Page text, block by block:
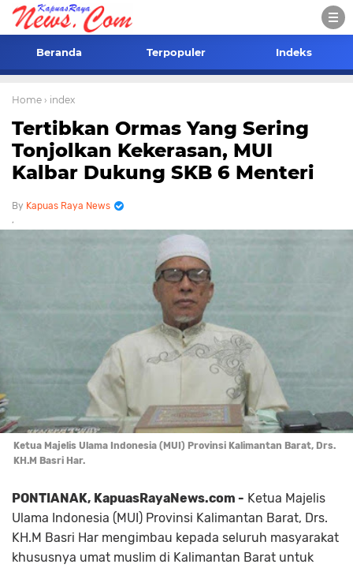
Beranda Terpopuler Indeks
Home › index
Tertibkan Ormas Yang Sering
Tonjolkan Kekerasan, MUI
Kalbar Dukung SKB 6 Menteri
Kapuas Raya News
Ketua Majelis Ulama Indonesia (MUI) Provinsi Kalimantan Barat, Drs.
KH.M Basri Har.
PONTIANAK, KapuasRayaNews.com - Ketua Majelis
Ulama Indonesia (MUI) Provinsi Kalimantan Barat, Drs.
KH.M Basri Har mengimbau kepada seluruh masyarakat
khususnya umat muslim di Kalimantan Barat untuk